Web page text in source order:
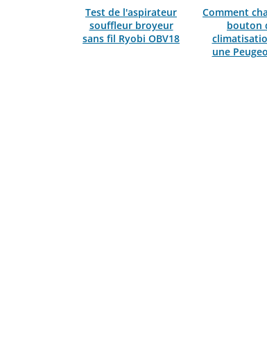
Test de l'aspirateur
souffleur broyeur
sans fil Ryobi OBV18
Comment
bouton
une